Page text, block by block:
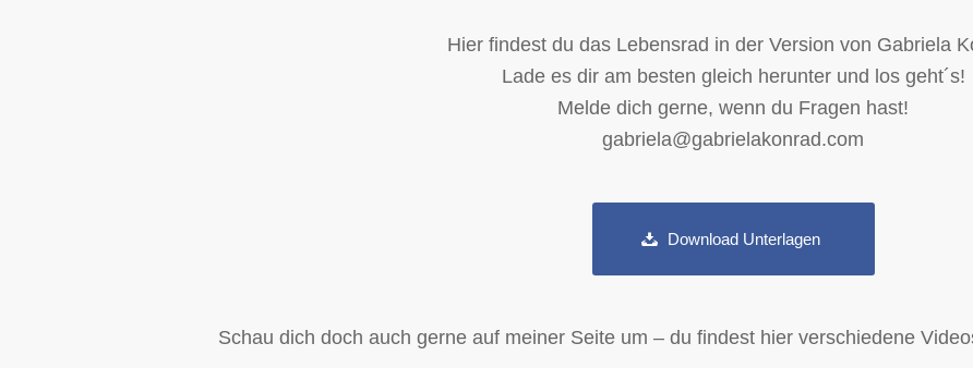
Hier findest du das Lebensrad in der Version von Gabriela
Lade es dir am besten gleich herunter und los geht´s!
Melde dich gerne, wenn du Fragen hast!
gabriela@gabrielakonrad.com
Download Unterlagen
Schau dich doch auch gerne auf meiner Seite um – du findest hier verschiedene